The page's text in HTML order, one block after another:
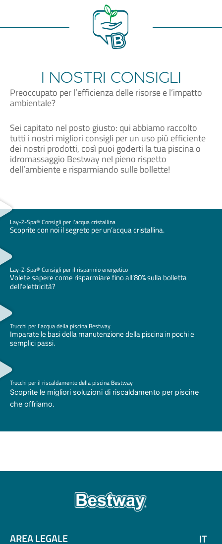
I NOSTRI CONSIGLI
Preoccupato per l’efficienza delle risorse e l’impatto
ambientale?
Sei capitato nel posto giusto: qui abbiamo raccolto
tutti i nostri migliori consigli per un uso più efficiente
dei nostri prodotti, così puoi goderti la tua piscina o
idromassaggio Bestway nel pieno rispetto
dell’ambiente e risparmiando sulle bollette!
Lay-Z-Spa® Consigli per l'acqua cristallina
Scoprite con noi il segreto per un’acqua cristallina.
Lay-Z-Spa® Consigli per il risparmio energetico
Volete sapere come risparmiare fino all’80% sulla bolletta
dell’elettricità?
Trucchi per l'acqua della piscina Bestway
Imparate le basi della manutenzione della piscina in pochi e
semplici passi.
Trucchi per il riscaldamento della piscina Bestway
Scoprite le migliori soluzioni di riscaldamento per piscine
che offriamo.
AREA LEGALE IT